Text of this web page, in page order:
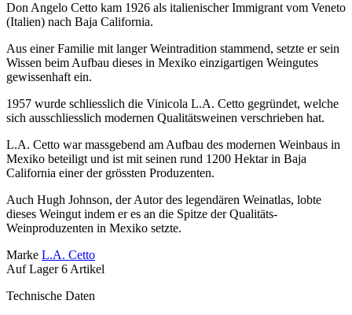
Don Angelo Cetto kam 1926 als italienischer Immigrant vom Veneto
(Italien) nach Baja California.
Aus einer Familie mit langer Weintradition stammend, setzte er sein
Wissen beim Aufbau dieses in Mexiko einzigartigen Weingutes
gewissenhaft ein.
1957 wurde schliesslich die Vinicola L.A. Cetto gegründet, welche
sich ausschliesslich modernen Qualitätsweinen verschrieben hat.
L.A. Cetto war massgebend am Aufbau des modernen Weinbaus in
Mexiko beteiligt und ist mit seinen rund 1200 Hektar in Baja
California einer der grössten Produzenten.
Auch Hugh Johnson, der Autor des legendären Weinatlas, lobte
dieses Weingut indem er es an die Spitze der Qualitäts-
Weinproduzenten in Mexiko setzte.
Marke L.A. Cetto
Auf Lager 6 Artikel
Technische Daten